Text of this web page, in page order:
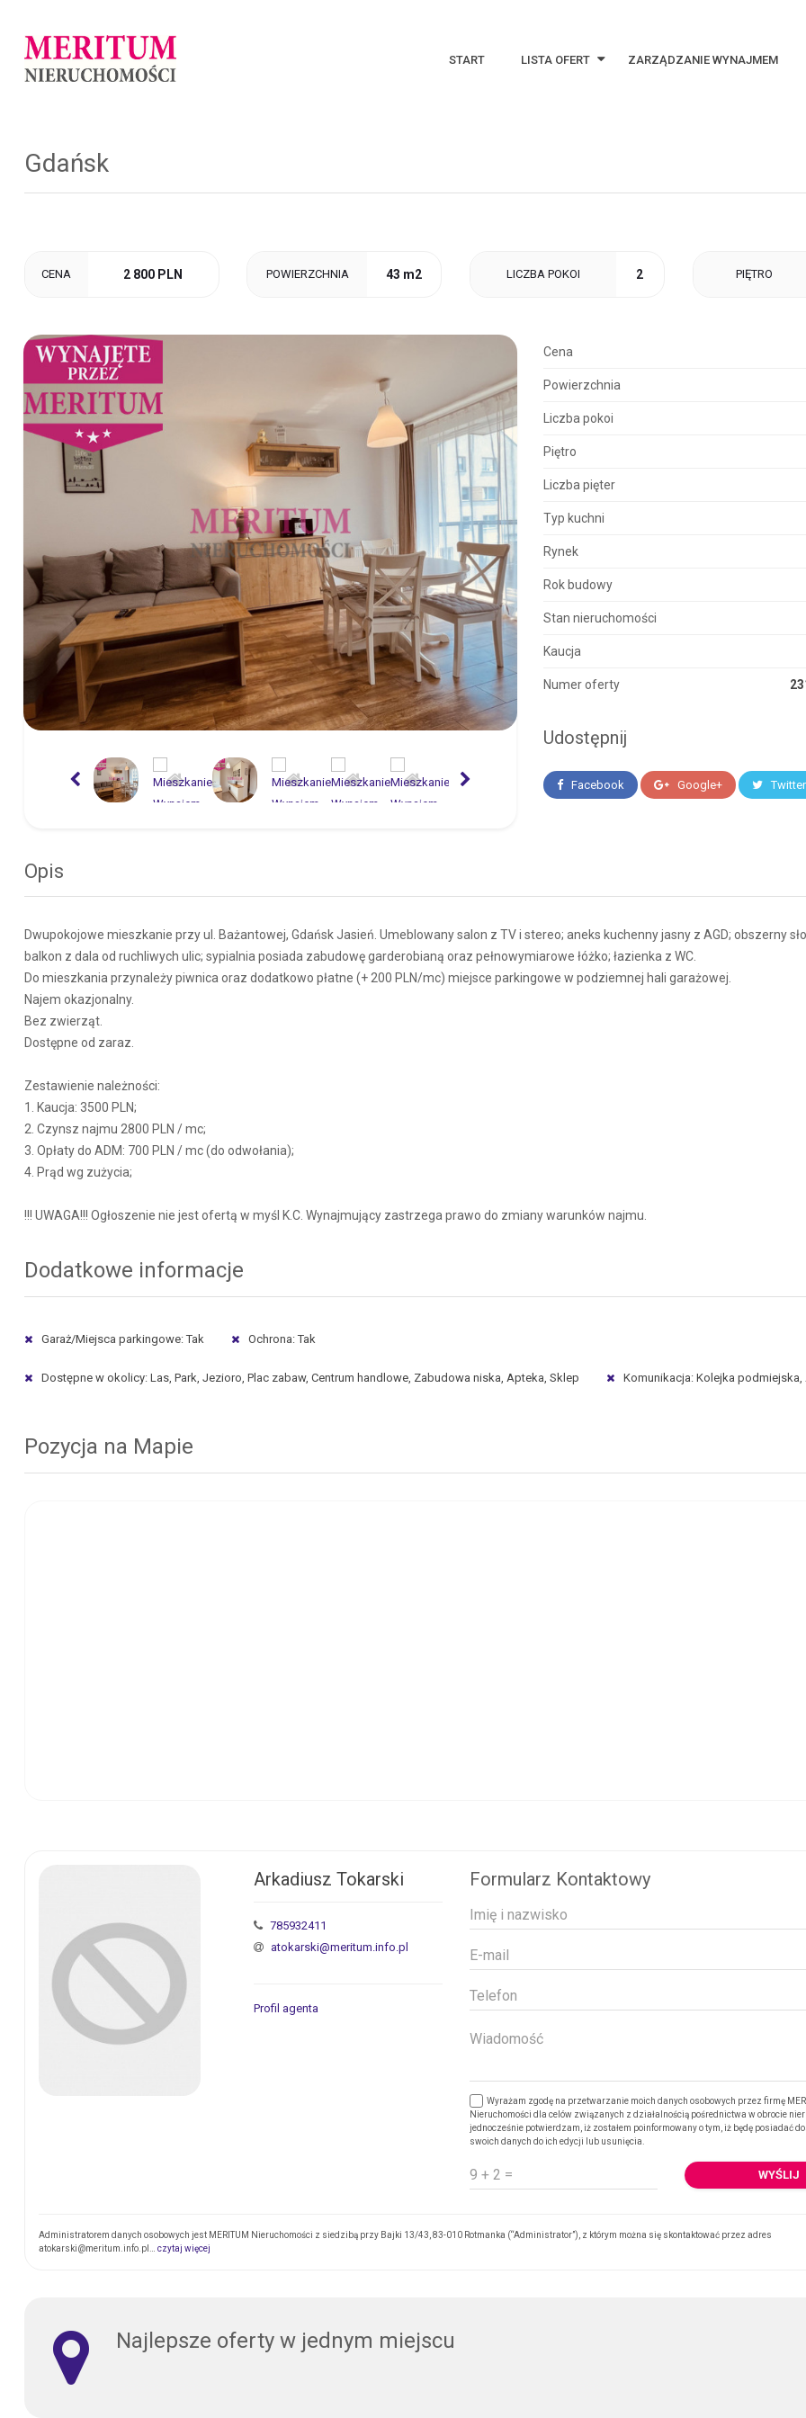
START LISTA OFERT ZARZĄDZANIE WYNAJMEM
Gdańsk
CENA 2 800 PLN POWIERZCHNIA 43 m2 LICZBA POKOI 2 PIĘTRO
Cena
Powierzchnia
Liczba pokoi
Piętro
Liczba pięter
Typ kuchni
Rynek
Rok budowy
Stan nieruchomości
Kaucja
Numer oferty
Udostępnij
Facebook Google+ Twitter
Opis
Dwupokojowe mieszkanie przy ul. Bażantowej, Gdańsk Jasień. Umeblowany salon z TV i stereo; aneks kuchenny jasny z AGD; obszerny
balkon z dala od ruchliwych ulic; sypialnia posiada zabudowę garderobianą oraz pełnowymiarowe łóżko; łazienka z WC.
Do mieszkania przynależy piwnica oraz dodatkowo płatne (+ 200 PLN/mc) miejsce parkingowe w podziemnej hali garażowej.
Najem okazjonalny.
Bez zwierząt.
Dostępne od zaraz.
Zestawienie należności:
1. Kaucja: 3500 PLN;
2. Czynsz najmu 2800 PLN / mc;
3. Opłaty do ADM: 700 PLN / mc (do odwołania);
4. Prąd wg zużycia;
!!! UWAGA!!! Ogłoszenie nie jest ofertą w myśl K.C. Wynajmujący zastrzega prawo do zmiany warunków najmu.
Dodatkowe informacje
Garaż/Miejsca parkingowe: Tak Ochrona: Tak
Dostępne w okolicy: Las, Park, Jezioro, Plac zabaw, Centrum handlowe, Zabudowa niska, Apteka, Sklep Komunikacja: Kolejka
Pozycja na Mapie
Arkadiusz Tokarski
785932411
atokarski@meritum.info.pl
Profil agenta
Formularz Kontaktowy
Wyrażam zgodę na przetwarzanie moich danych osobowych przez firmę
Nieruchomości dla celów związanych z działalnością pośrednictwa w obrocie
jednocześnie potwierdzam, iż zostałem poinformowany o tym, iż będę posiadać
swoich danych do ich edycji lub usunięcia.
Administratorem danych osobowych jest MERITUM Nieruchomości z siedzibą przy Bajki 13/43, 83-010 Rotmanka (“Administrator”), z którym można się skontaktować przez adres
atokarski@meritum.info.pl… czytaj więcej
Najlepsze oferty w jednym miejscu